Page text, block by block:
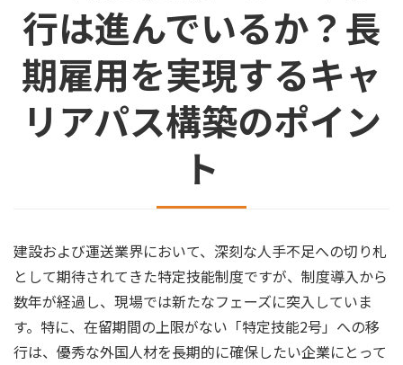
行は進んでいるか？長
期雇用を実現するキャ
リアパス構築のポイン
ト
建設および運送業界において、深刻な人手不足への切り札
として期待されてきた特定技能制度ですが、制度導入から
数年が経過し、現場では新たなフェーズに突入していま
す。特に、在留期間の上限がない「特定技能2号」への移
行は、優秀な外国人材を長期的に確保したい企業にとって